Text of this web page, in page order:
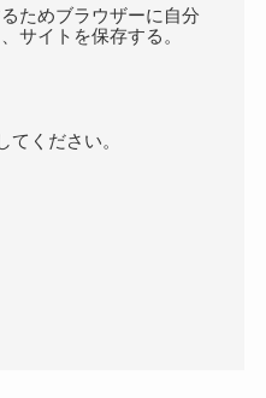
ためブラウザーに自分
サイトを保存する。
てください。